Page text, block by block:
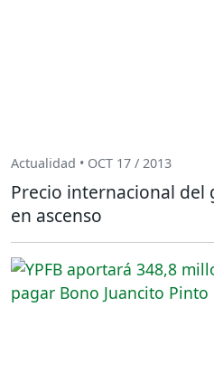
Actualidad • OCT 17 / 2013
Precio internacional del
en ascenso